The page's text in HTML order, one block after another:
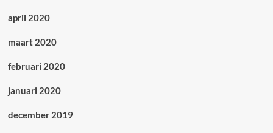
april 2020
maart 2020
februari 2020
januari 2020
december 2019